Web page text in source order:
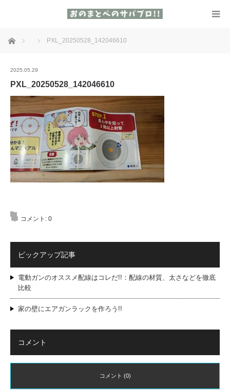
ホーム PXL_20250528_142046610
2025.05.29
PXL_20250528_142046610
コメント: 0
ピックアップ記事
電動ガンのオススメ配線はコレだ!!：配線の材質、太さなどを徹底
比較
家の壁にエアガンラックを作ろう!!
コメント
コメント (0)